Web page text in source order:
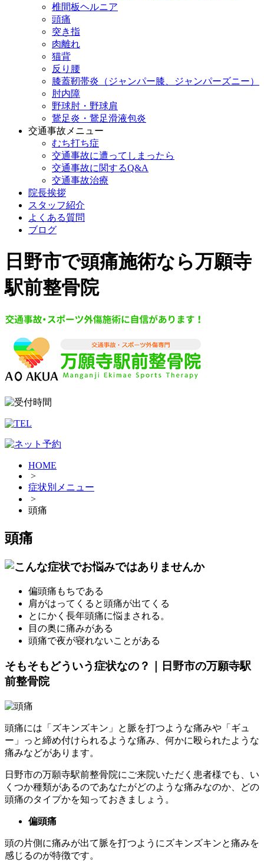
椎間板ヘルニア
頭痛
突き指
肉離れ
猫背
反り腰
膝蓋靭帯炎（ジャンパー膝、ジャンパーズニー）
肘内障
野球肘・野球肩
鵞足炎・鵞足滑液包炎
交通事故メニュー
むち打ち症
交通事故に遭ってしまったら
交通事故に関するQ&A
交通事故治療
院長挨拶
スタッフ紹介
よくある質問
ブログ
日野市で頭痛施術なら万願寺
駅前整骨院
HOME
>
症状別メニュー
>
頭痛
頭痛
偏頭痛もちである
肩がはってくると頭痛が出てくる
とにかく長年頭痛に悩まされる。
目の奥に痛みがある
頭痛で夜が寝れないことがある
そもそもどういう症状なの？｜日野市の万願寺駅
前整骨院
頭痛には「ズキンズキン」と脈を打つような痛みや「ギュ
ー」っと締め付けられるような痛み、何かに殴られたような
痛みなどがあります。
日野市の万願寺駅前整骨院にご来院いただく患者様でも、い
くつか種類があるのであなたがどのような痛みなのか、どの
頭痛のタイプかを知っておきましょう。
偏頭痛
頭の片側に痛みが出て脈を打つようにズキンズキンと痛みを
感じるのが特徴です。